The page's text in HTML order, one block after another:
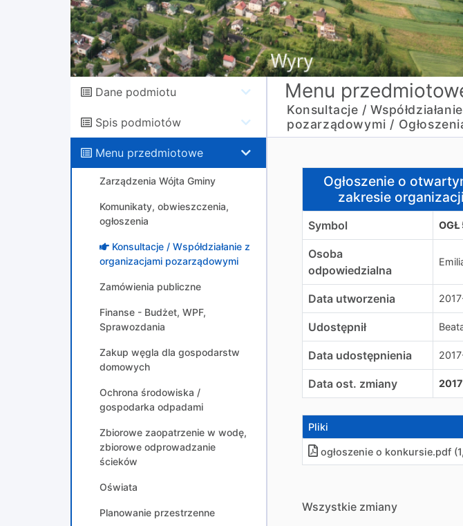
Dane podmiotu
Spis podmiotów
Menu przedmiotowe
Zarządzenia Wójta Gminy
Komunikaty, obwieszczenia,
ogłoszenia
Konsultacje / Współdziałanie z
organizacjami pozarządowymi
Zamówienia publiczne
Finanse - Budżet, WPF,
Sprawozdania
Zakup węgla dla gospodarstw
domowych
Ochrona środowiska /
gospodarka odpadami
Zbiorowe zaopatrzenie w wodę,
zbiorowe odprowadzanie
ścieków
Oświata
Planowanie przestrzenne
Menu
Konsultacje /
pozarządowymi /
Ogłoszenie o otwartym
Ogłoszenie o
zakresie
Symbol OGŁ
Osoba
odpowiedzialna
Data utworzenia
Udostępnił
Data udostępnienia
Data ost. zmiany
Pliki
ogłoszenie o konkursie.pdf
Wszystkie zmiany